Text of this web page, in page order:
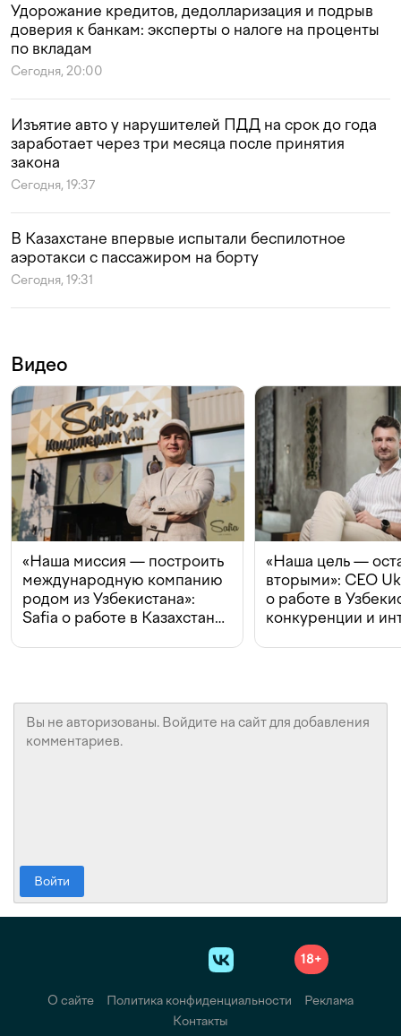
Удорожание кредитов, дедолларизация и подрыв
доверия к банкам: эксперты о налоге на проценты
по вкладам
Сегодня, 20:00
Изъятие авто у нарушителей ПДД на срок до года
заработает через три месяца после принятия
закона
Сегодня, 19:37
В Казахстане впервые испытали беспилотное
аэротакси с пассажиром на борту
Сегодня, 19:31
Видео
«Наша миссия — построить
международную компанию
родом из Узбекистана»:
Safia о работе в Казахстане,
«Наша цель —
вторыми»: CEO
о работе в
конкуренции и
Войти
18+
О сайте Политика конфиденциальности
Реклама
Контакты